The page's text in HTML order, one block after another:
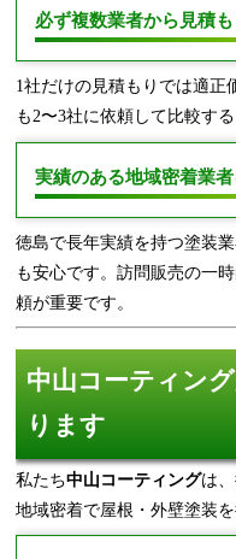
必ず複数業者から見積
1社だけの見積もりでは適正
も2〜3社に依頼して比較す
実績のある地域密着業
徳島で長年実績を持つ塗装
も安心です。訪問販売の一
頼が重要です。
中山コーティン
ります
私たち中山コーティングは
地域密着で屋根・外壁塗装を